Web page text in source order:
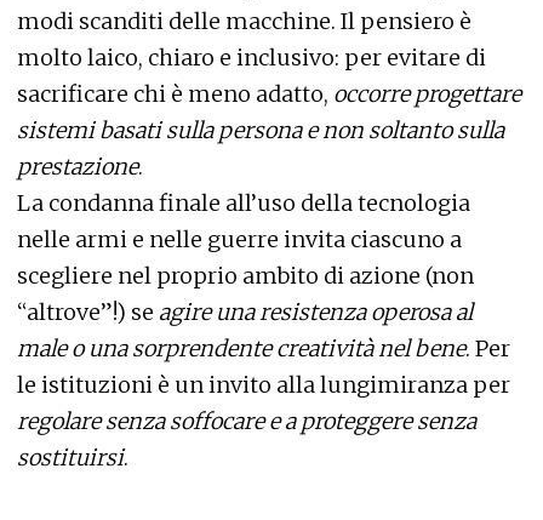
modi scanditi delle macchine. Il pensiero è
molto laico, chiaro e inclusivo: per evitare di
sacrificare chi è meno adatto, occorre progettare
sistemi basati sulla persona e non soltanto sulla
prestazione.
La condanna finale all’uso della tecnologia
nelle armi e nelle guerre invita ciascuno a
scegliere nel proprio ambito di azione (non
“altrove”!) se agire una resistenza operosa al
male o una sorprendente creatività nel bene. Per
le istituzioni è un invito alla lungimiranza per
regolare senza soffocare e a proteggere senza
sostituirsi.